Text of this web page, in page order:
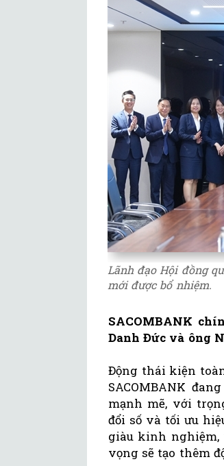
Lãnh đạo Hội đồng
mới được bổ nhiệm.
SACOMBANK
Danh Đức và ông
Động thái kiện
SACOMBANK
mạnh mẽ, với
đổi số và tối ưu
giàu kinh
vọng sẽ tạo thêm